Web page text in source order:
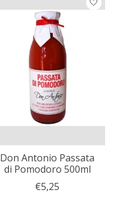
Don Antonio Passata
di Pomodoro 500ml
€5,25